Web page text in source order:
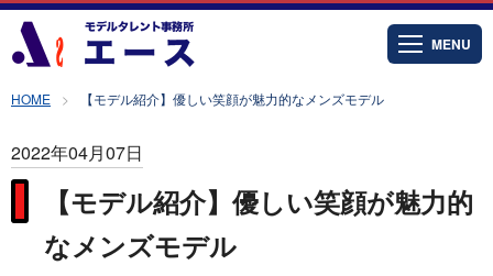
MENU
HOME 【モデル紹介】優しい笑顔が魅力的なメンズモデル
2022年04月07日
【モデル紹介】優しい笑顔が魅力的
なメンズモデル